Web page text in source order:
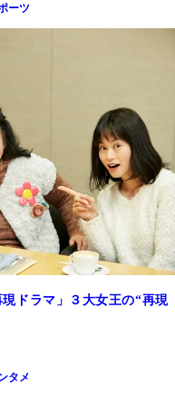
ーツ
ドラマ」３大女王の“再現
タメ